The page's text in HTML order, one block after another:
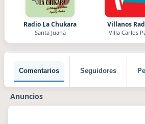
Radio La Chukara
Santa Juana
Villanos
Villa Carlos
Comentarios Seguidores
Anuncios